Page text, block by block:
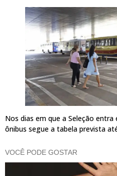
Nos dias em que a Seleção
ônibus segue a tabela prevista